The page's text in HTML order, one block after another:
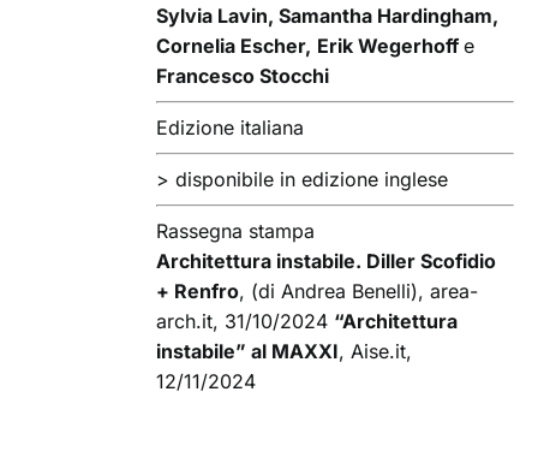
Sylvia Lavin, Samantha Hardingham,
Cornelia Escher, Erik Wegerhoffe
Francesco Stocchi
Edizione italiana
> disponibile in edizione inglese
Rassegna stampa
Architettura instabile. Diller Scofidio
+ Renfro, (di Andrea Benelli), area-
arch.it, 31/10/2024 “Architettura
instabile” al MAXXI, Aise.it,
12/11/2024